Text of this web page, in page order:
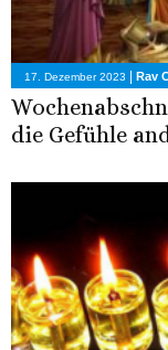
17. Dezember 2023 Rav
die Gefühle